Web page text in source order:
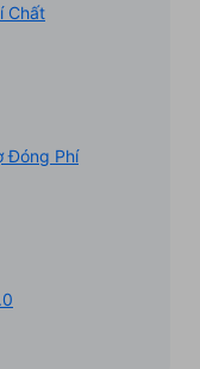
Chất
Đóng Phí